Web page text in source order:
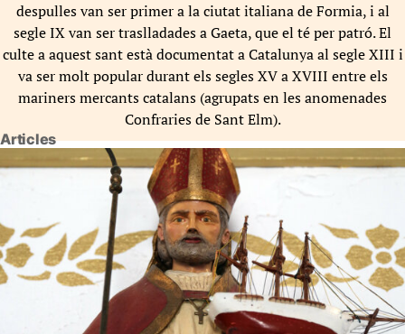
despulles van ser primer a la ciutat italiana de Formia, i al
segle IX van ser traslladades a Gaeta, que el té per patró. El
culte a aquest sant està documentat a Catalunya al segle XIII i
va ser molt popular durant els segles XV a XVIII entre els
mariners mercants catalans (agrupats en les anomenades
Confraries de Sant Elm).
Articles